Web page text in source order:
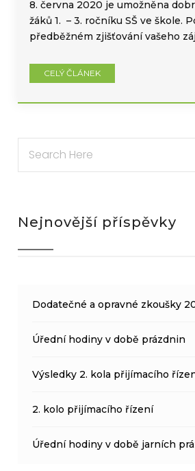
8. června 2020 je umožněna
žáků 1. – 3. ročníku SŠ ve škole.
předběžném zjišťování vašeho
CELÝ ČLÁNEK
Nejnovější příspěvky
Dodatečné a opravné zkoušky
Úřední hodiny v době prázdnin
Výsledky 2. kola přijímacího
2. kolo přijímacího řízení
Úřední hodiny v době jarních